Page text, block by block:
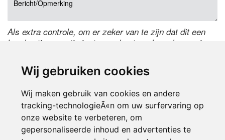
Wij gebruiken cookies
Wij maken gebruik van cookies en andere
tracking-technologieÃ«n om uw surfervaring op
onze website te verbeteren, om
gepersonaliseerde inhoud en advertenties te
Als extra controle, om er zeker van te zijn dat dit een
handmatige reactie is, typ onderstaande code over in
de code te wijzigen.